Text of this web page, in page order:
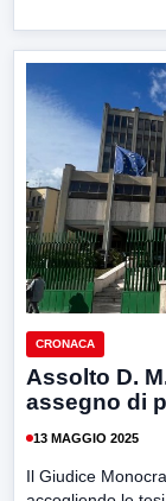
CRONACA
Assolto D.
assegno di
13 MAGGIO 2025
Il Giudice